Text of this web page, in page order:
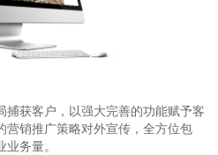
捕获客户，以强大完善的功能赋予客
营销推广策略对外宣传，全方位包
务量。